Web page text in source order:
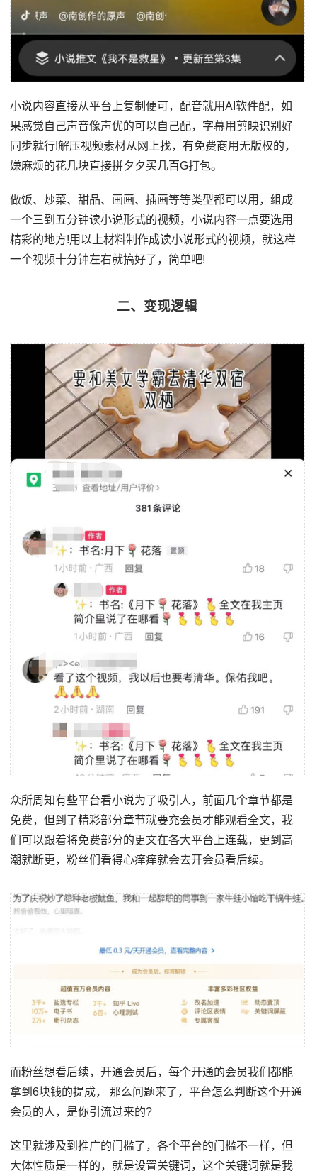
小说内容直接从平台上复制便可，配音就用AI软件配，如
果感觉自己声音像声优的可以自己配，字幕用剪映识别好
同步就行!解压视频素材从网上找，有免费商用无版权的，
嫌麻烦的花几块直接拼夕夕买几百G打包。
做饭、炒菜、甜品、画画、插画等等类型都可以用，组成
一个三到五分钟读小说形式的视频，小说内容一点要选用
精彩的地方!用以上材料制作成读小说形式的视频，就这样
一个视频十分钟左右就搞好了，简单吧!
二、变现逻辑
众所周知有些平台看小说为了吸引人，前面几个章节都是
免费，但到了精彩部分章节就要充会员才能观看全文，我
们可以跟着将免费部分的更文在各大平台上连载，更到高
潮就断更，粉丝们看得心痒痒就会去开会员看后续。
而粉丝想看后续，开通会员后，每个开通的会员我们都能
拿到6块钱的提成， 那么问题来了，平台怎么判断这个开通
会员的人，是你引流过来的?
这里就涉及到推广的门槛了，各个平台的门槛不一样，但
大体性质是一样的，就是设置关键词，这个关键词就是我